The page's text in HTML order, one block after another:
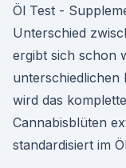
Öl Test -
Unterschied
ergibt sich schon
unterschiedlichen
wird das
Cannabisblüten
standardisiert im